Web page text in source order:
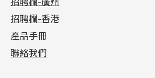
十字車花鏈系列
十字閃O鏈系列
十字錘打鏈系列
側身車花鏈系列
側身鏈系列
螺絲迫系列
梅花迫系列
平臺迫系列
綫拍系列
美拍系列
動感車花吊墜
調節珠系列
生圈扣系列
龍蝦扣系列
鴨俐制系列
其他類配件
珠盤系列
袖口鈕系列
焊片及鐳射綫
空心車花管
珠類配件
無孔光身珠
空心光身珠
無孔批花珠
六爪頭系列
車花片
動感車花片
鑲口戒指
鑲口手鏈系列
手镯系列
戒指系列
空心耳環
空心车花管首饰链
空心手鐲系列
貴金屬原料
千足金
記憶金屬系列
記憶戒指
拉簧珠珠手鏈
記憶鈦手鐲
各項證書(2)
相片集(9)
展覽會資訊
最新產品資訊
招聘欄-香港
產品手冊
聯絡我們